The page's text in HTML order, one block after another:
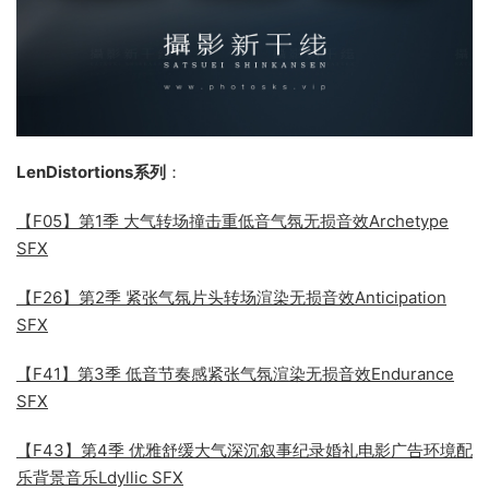
LenDistortions系列 ：
【F05】第1季 大气转场撞击重低音气氛无损音效Archetype
SFX
【F26】第2季 紧张气氛片头转场渲染无损音效Anticipation
SFX
【F41】第3季 低音节奏感紧张气氛渲染无损音效Endurance
SFX
【F43】第4季 优雅舒缓大气深沉叙事纪录婚礼电影广告环境配
乐背景音乐Ldyllic SFX